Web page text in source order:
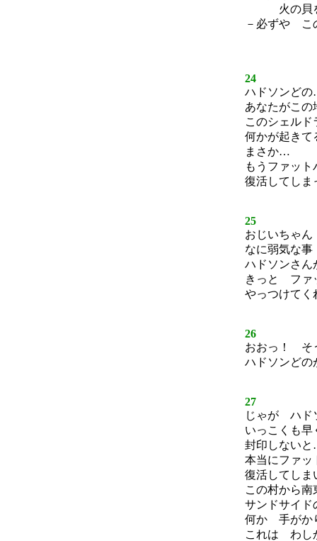
火の貝を
－必ずや こ
24
ハドソンど
あなたがこ
このシェルド
何かが起きて
まさか…
もうファット
復活してし
25
おじいちゃん
なに弱気な
ハドソンさん
きっと ファ
やっつけてく
26
おおっ！ そ
ハドソンど
27
じゃが ハド
いっこくも
封印しない
本当にファッ
復活してしま
この村から南
サンドサイド
何か 手がか
これは わし